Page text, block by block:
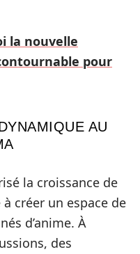
la nouvelle
pour
AU
la croissance de
créer un espace de
d’anime. À
des